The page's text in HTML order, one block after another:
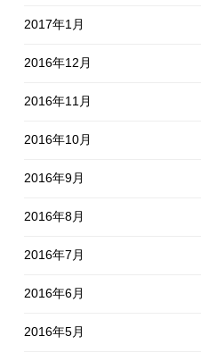
2017年1月
2016年12月
2016年11月
2016年10月
2016年9月
2016年8月
2016年7月
2016年6月
2016年5月